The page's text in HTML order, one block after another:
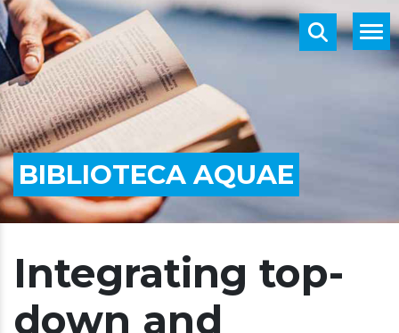
BIBLIOTECA AQUAE
Integrating top-
down and